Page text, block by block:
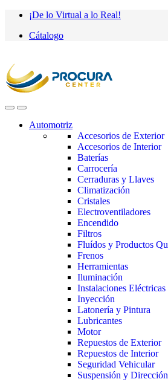
Saltar
navegación
saltar
contenido
¡De lo Virtual a lo Real!
Cátalogo
Automotriz
Accesorios de Exterior
Accesorios de Interior
Baterías
Carrocería
Cerraduras y Llaves
Climatización
Cristales
Electroventiladores
Encendido
Filtros
Fluídos y Productos
Frenos
Herramientas
Iluminación
Instalaciones Eléctricas
Inyección
Latonería y Pintura
Lubricantes
Motor
Repuestos de Exterior
Repuestos de Interior
Seguridad Vehicular
Suspensión y Dirección